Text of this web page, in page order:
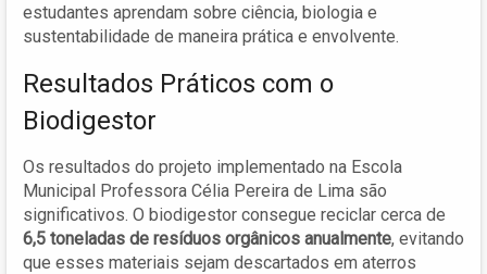
estudantes aprendam sobre ciência, biologia e
sustentabilidade de maneira prática e envolvente.
Resultados Práticos com o
Biodigestor
Os resultados do projeto implementado na Escola
Municipal Professora Célia Pereira de Lima são
significativos. O biodigestor consegue reciclar cerca de
6,5 toneladas de resíduos orgânicos anualmente, evitando
que esses materiais sejam descartados em aterros